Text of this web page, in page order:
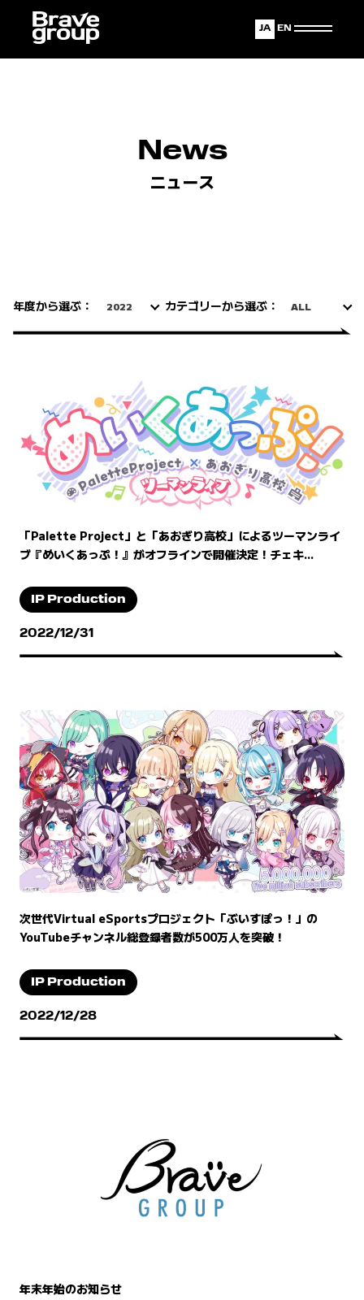
English
Japanese
News
ニュース
年度から選ぶ： 2022 カテゴリーから選ぶ： ALL
「Palette Project」と「あおぎり高校」によるツーマンライ
ブ『めいくあっぷ！』がオフラインで開催決定！チェキ...
IP Production
2022/12/31
次世代Virtual eSportsプロジェクト「ぶいすぽっ！」の
YouTubeチャンネル総登録者数が500万人を突破！
IP Production
2022/12/28
年末年始のお知らせ